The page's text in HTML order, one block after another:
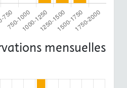
mensuelles